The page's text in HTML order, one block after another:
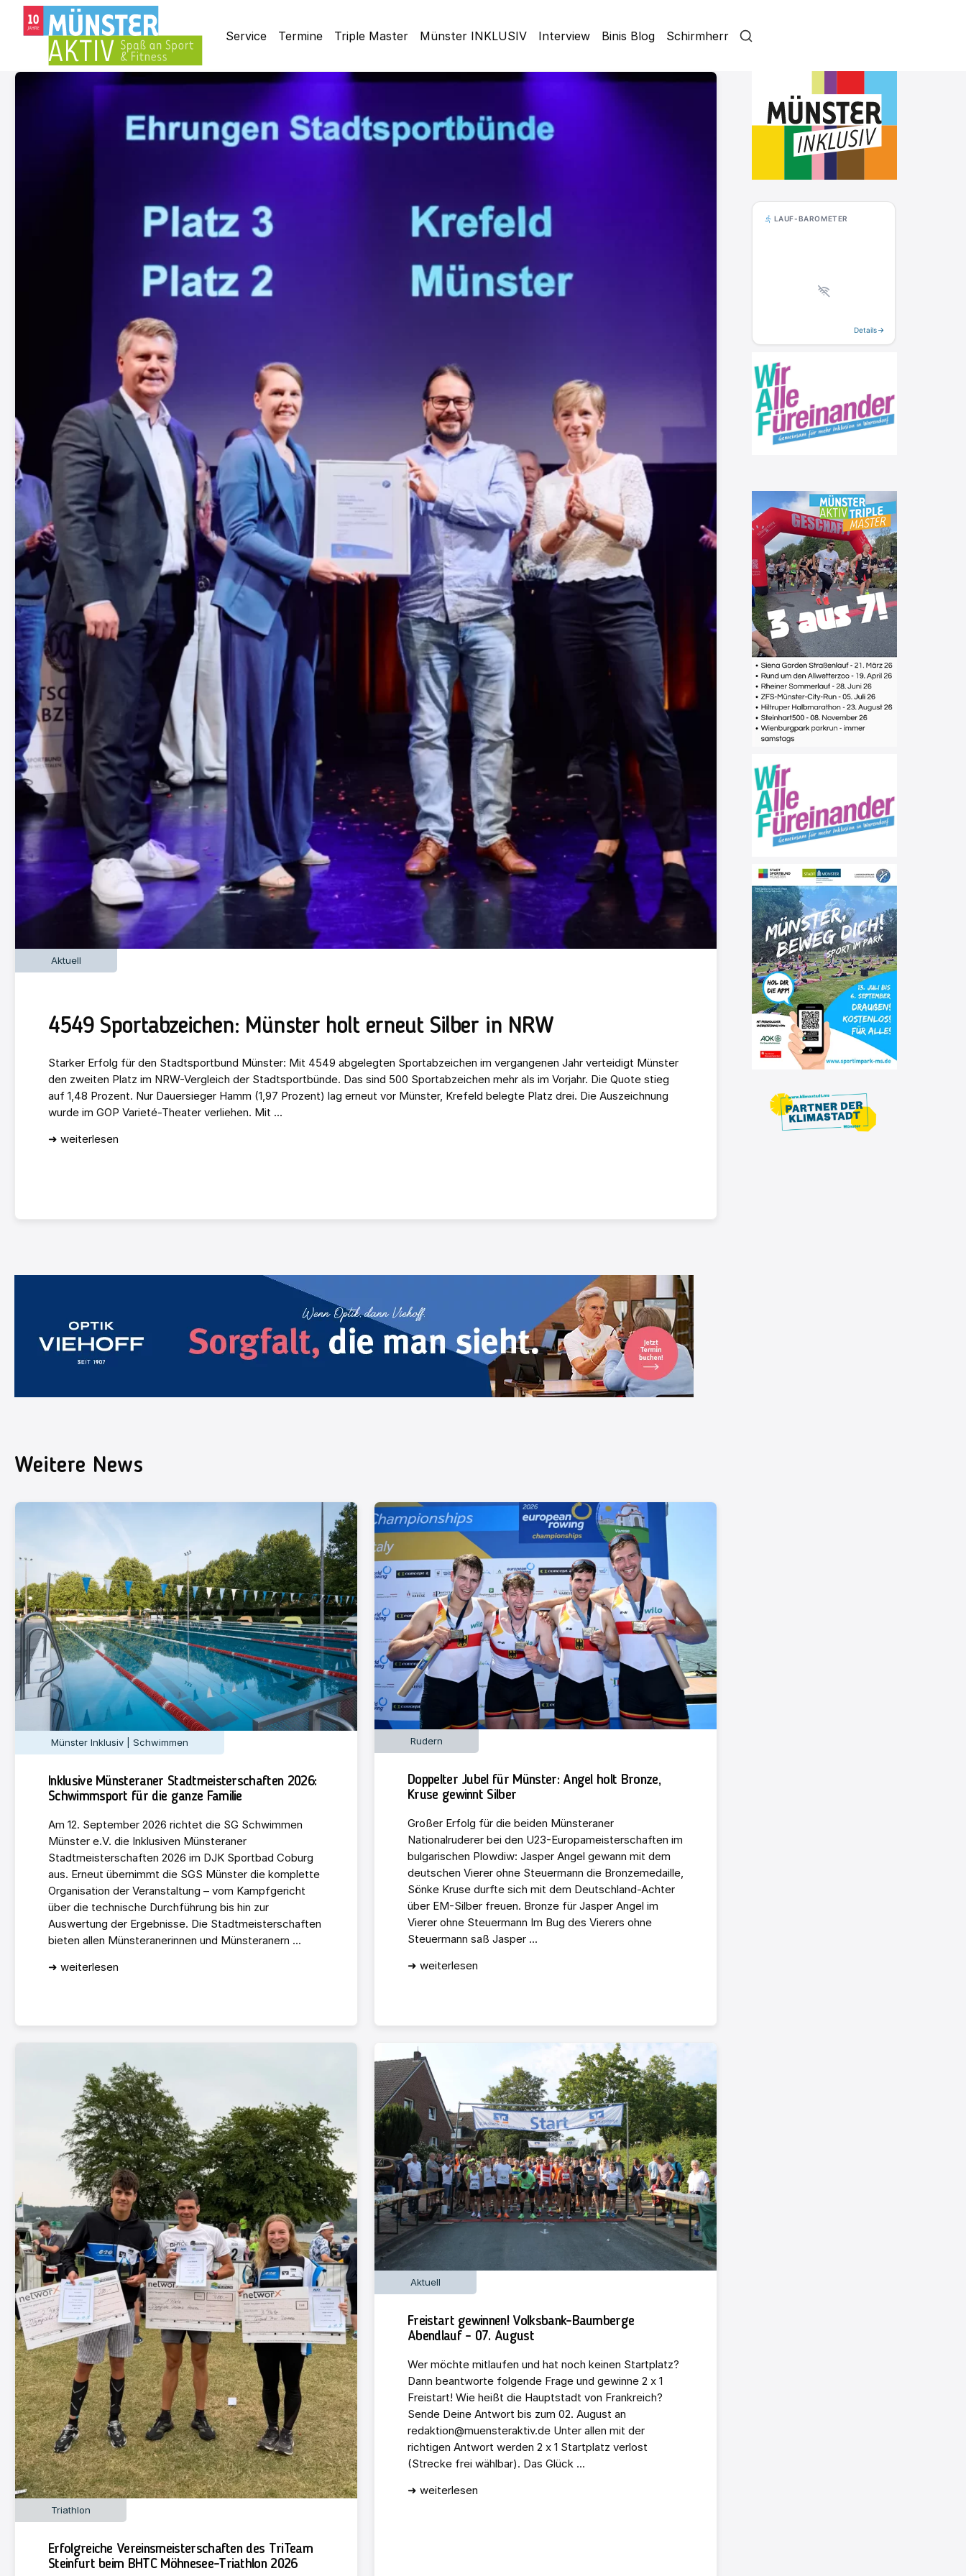
Service Termine Triple Master Münster INKLUSIV Interview Binis Blog Schirmherr
Aktuell
4549 Sportabzeichen: Münster holt erneut Silber in NRW
Starker Erfolg für den Stadtsportbund Münster: Mit 4549 abgelegten Sportabzeichen im vergangenen Jahr verteidigt Münster
den zweiten Platz im NRW-Vergleich der Stadtsportbünde. Das sind 500 Sportabzeichen mehr als im Vorjahr. Die Quote stieg
auf 1,48 Prozent. Nur Dauersieger Hamm (1,97 Prozent) lag erneut vor Münster, Krefeld belegte Platz drei. Die Auszeichnung
wurde im GOP Varieté-Theater verliehen. Mit ...
➜ weiterlesen
Weitere News
Münster Inklusiv | Schwimmen
Inklusive Münsteraner Stadtmeisterschaften 2026:
Schwimmsport für die ganze Familie
Am 12. September 2026 richtet die SG Schwimmen
Münster e.V. die Inklusiven Münsteraner
Stadtmeisterschaften 2026 im DJK Sportbad Coburg
aus. Erneut übernimmt die SGS Münster die komplette
Organisation der Veranstaltung – vom Kampfgericht
über die technische Durchführung bis hin zur
Auswertung der Ergebnisse. Die Stadtmeisterschaften
bieten allen Münsteranerinnen und Münsteranern ...
➜ weiterlesen
Rudern
Doppelter Jubel für Münster: Angel holt Bronze,
Kruse gewinnt Silber
Großer Erfolg für die beiden Münsteraner
Nationalruderer bei den U23-Europameisterschaften im
bulgarischen Plowdiw: Jasper Angel gewann mit dem
deutschen Vierer ohne Steuermann die Bronzemedaille,
Sönke Kruse durfte sich mit dem Deutschland-Achter
über EM-Silber freuen. Bronze für Jasper Angel im
Vierer ohne Steuermann Im Bug des Vierers ohne
Steuermann saß Jasper ...
➜ weiterlesen
Triathlon
Erfolgreiche Vereinsmeisterschaften des TriTeam
Steinfurt beim BHTC Möhnesee-Triathlon 2026
Aktuell
Freistart gewinnen! Volksbank-Baumberge
Abendlauf – 07. August
Wer möchte mitlaufen und hat noch keinen Startplatz?
Dann beantworte folgende Frage und gewinne 2 x 1
Freistart! Wie heißt die Hauptstadt von Frankreich?
Sende Deine Antwort bis zum 02. August an
redaktion@muensteraktiv.de Unter allen mit der
richtigen Antwort werden 2 x 1 Startplatz verlost
(Strecke frei wählbar). Das Glück ...
➜ weiterlesen
LAUF-BAROMETER
Details